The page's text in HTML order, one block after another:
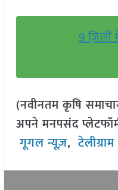
9 ज़िलों
(नवीनतम कृषि
अपने मनपसंद
गूगल न्यूज़,टेलीग्राम